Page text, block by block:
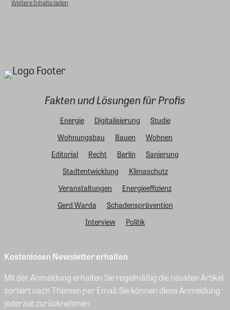
Weitere Inhalte laden
Fakten und Lösungen für Profis
Energie Digitalisierung
Studie
Wohnungsbau
Bauen
Wohnen
Editorial
Recht Berlin
Sanierung
Stadtentwicklung
Klimaschutz
Veranstaltungen
Energieeffizienz
Gerd Warda
Schadensprävention
Interview
Politik
Kostenlosen Newsletter erhalten
Mit der Anmeldung erhalten Sie regelmäßig die neusten Artikel
sortiert nach Themen per Email. Sie können diese Anmeldung
jederzeit zurücknehmen.